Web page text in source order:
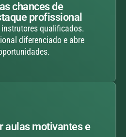
chances de
profissional
qualificados.
diferenciado e abre
aulas motivantes e